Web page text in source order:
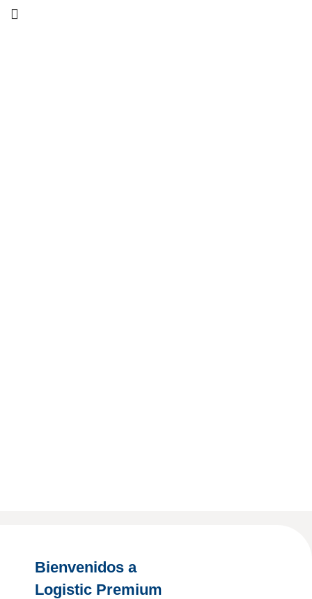
Bienvenidos a
Logistic Premium